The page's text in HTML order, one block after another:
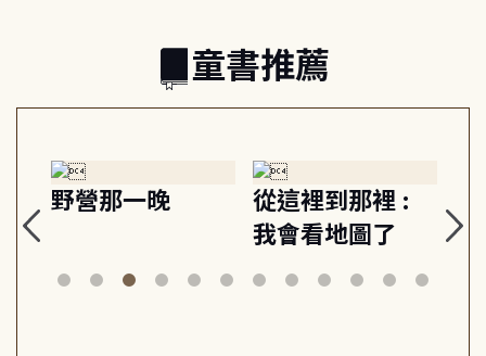
童書推薦
野營那一晚
從這裡到那裡 :
我會看地圖了
美